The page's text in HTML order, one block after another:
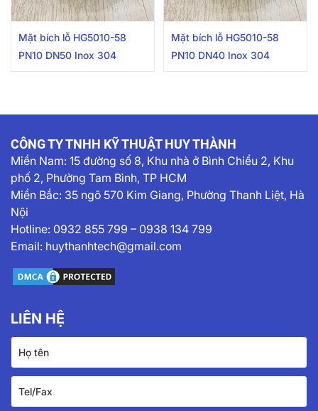
Mặt bích lỗ HG5010-58
PN10 DN50 Inox 304
Mặt bích lỗ HG5010-58
PN10 DN40 Inox 304
CÔNG TY TNHH KỸ THUẬT HUY THÀNH
Miền Nam: 15 đường số 8, Khu nhà ở Bình Chiểu 2, Khu
phố 2, Phường Tam Bình, TP HCM
Miền Bắc: 35 ngõ 570 Kim Giang, Phường Thanh Liệt, Hà
Nội
Hotline: 0932 855 799 – 0938 134 799
Email: huythanhtech@gmail.com
LIÊN HỆ